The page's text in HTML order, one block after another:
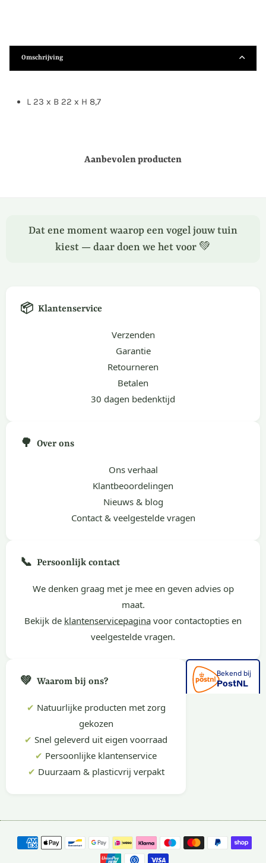
Omschrijving
L 23 x B 22 x H 8,7
Aanbevolen producten
Dat ene moment waarop een vogel jouw tuin
kiest — daar doen we het voor 💚
📦 Klantenservice
Verzenden
Garantie
Retourneren
Betalen
30 dagen bedenktijd
🌳 Over ons
Ons verhaal
Klantbeoordelingen
Nieuws & blog
Contact & veelgestelde vragen
📞 Persoonlijk contact
We denken graag met je mee en geven advies op
maat.
Bekijk de klantenservicepagina voor contactopties en
veelgestelde vragen.
💚 Waarom bij ons?
✔ Natuurlijke producten met zorg
gekozen
✔ Snel geleverd uit eigen voorraad
✔ Persoonlijke klantenservice
✔ Duurzaam & plasticvrij verpakt